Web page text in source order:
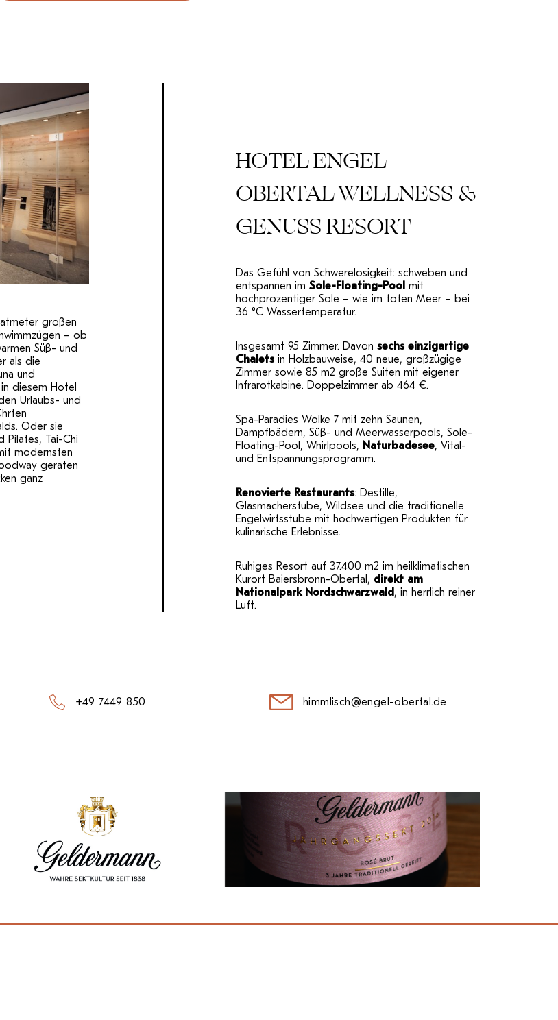
großen
– ob
Süß- und
als die
und
diesem Hotel
Urlaubs- und
Oder sie
Pilates, Tai-Chi
modernsten
geraten
ganz
HOTEL ENGEL
OBERTAL WELLNESS &
GENUSS RESORT
Das Gefühl von Schwerelosigkeit: schweben und
entspannen im Sole-Floating-Pool mit
hochprozentiger Sole – wie im toten Meer – bei
36 °C Wassertemperatur.
Insgesamt 95 Zimmer. Davon sechs einzigartige
Chaletsin Holzbauweise, 40 neue, großzügige
Zimmer sowie 85 m2 große Suiten mit eigener
Infrarotkabine. Doppelzimmer ab 464 €.
Spa-Paradies Wolke 7 mit zehn Saunen,
Dampfbädern, Süß- und Meerwasserpools, Sole-
Floating-Pool, Whirlpools, Naturbadesee, Vital-
und Entspannungsprogramm.
Renovierte Restaurants: Destille,
Glasmacherstube, Wildsee und die traditionelle
Engelwirtsstube mit hochwertigen Produkten für
kulinarische Erlebnisse.
Ruhiges Resort auf 37.400 m2 im heilklimatischen
Kurort Baiersbronn-Obertal, direkt am
Nationalpark Nordschwarzwald , in herrlich reiner
Luft.
+49 7449 850 himmlisch@engel-obertal.de